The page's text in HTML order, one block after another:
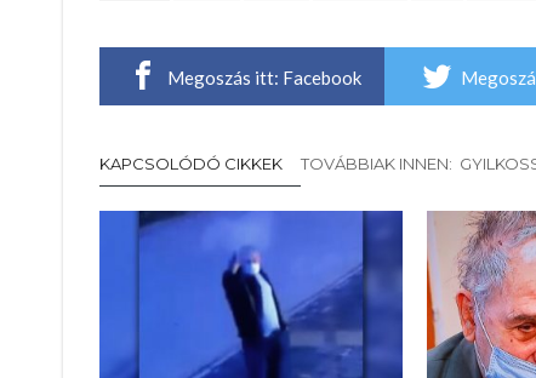
Megoszás itt: Facebook
KAPCSOLÓDÓ CIKKEK TOVÁBBIAK INNEN: